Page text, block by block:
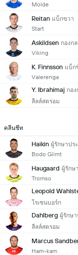
Molde
Reitan แบ็กขวา
Start
Askildsen กองก
Viking
K. Finnsson แบ็ก
Valerenga
Y. Ibrahimaj กอ
ลีลล์สตรอม
คลีนชีท
Haikin ผู้รักษาปร
Bodo Glimt
Haugaard ผู้รักษ
Tromso
Leopold
โรเซนบอร์ก
Dahlberg ผู้รักษา
ลีลล์สตรอม
Marcus
Ham-kam